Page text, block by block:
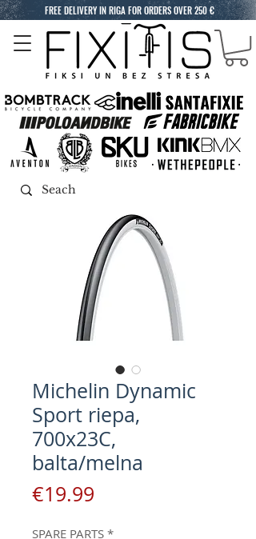
FREE DELIVERY IN RIGA FOR ORDERS OVER 250 €
Michelin Dynamic
Sport riepa,
700x23C,
balta/melna
€19.99
SPARE PARTS *